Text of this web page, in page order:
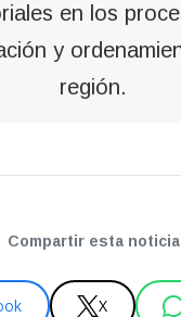
en los
y
región.
Compartir esta noticia
X